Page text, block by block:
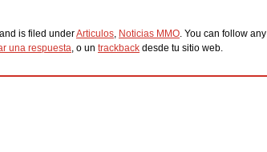
is filed underArticulos, Noticias MMO. You can follow any
una respuesta, o un trackback desde tu sitio web.